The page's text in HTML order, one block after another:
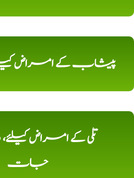
پیشاب کے امراض
تلی کے امراض
جات